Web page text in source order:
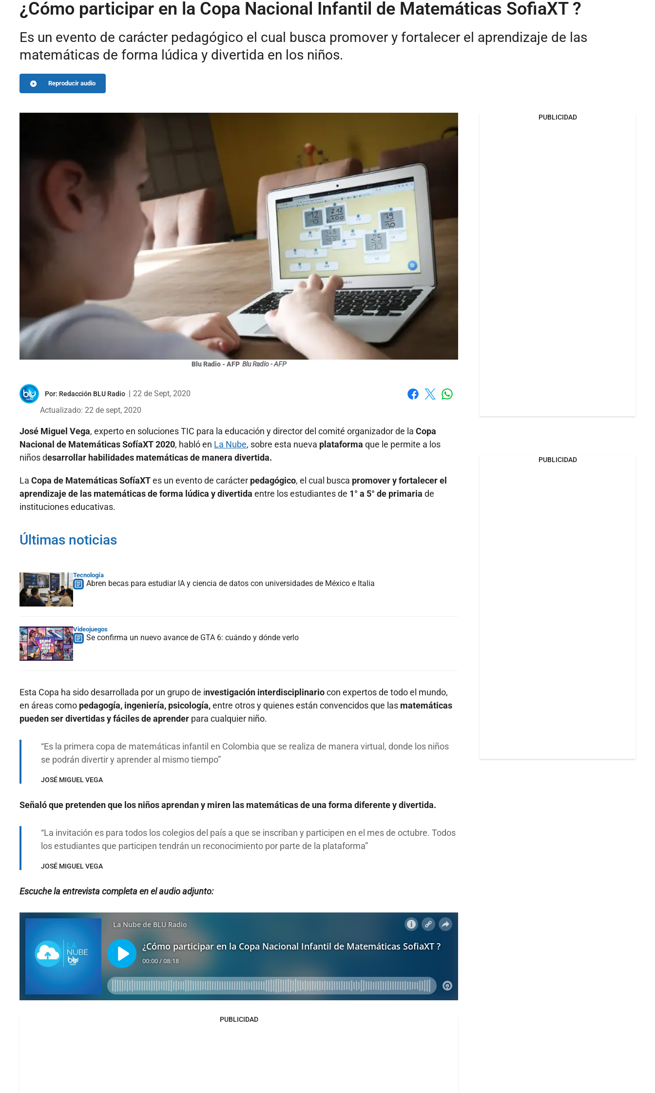
¿Cómo participar en la Copa Nacional Infantil de Matemáticas SofiaXT ?
Es un evento de carácter pedagógico el cual busca promover y fortalecer el aprendizaje de las
matemáticas de forma lúdica y divertida en los niños.
Reproducir audio
Blu Radio - AFP Blu Radio - AFP
Por: Redacción BLU Radio
22 de Sept, 2020
Actualizado: 22 de sept, 2020
José Miguel Vega, experto en soluciones TIC para la educación y director del comité organizador de la Copa
Nacional de Matemáticas SofíaXT 2020, habló en La Nube, sobre esta nueva plataforma que le permite a los
niños desarrollar habilidades matemáticas de manera divertida.
La Copa de Matemáticas SofíaXTes un evento de carácter pedagógico, el cual busca promover y fortalecer el
aprendizaje de las matemáticas de forma lúdica y divertida entre los estudiantes de 1° a 5° de primaria de
instituciones educativas.
Últimas noticias
Tecnología
Abren becas para estudiar IA y ciencia de datos con universidades de México e Italia
Videojuegos
Se confirma un nuevo avance de GTA 6: cuándo y dónde verlo
Esta Copa ha sido desarrollada por un grupo de investigación interdisciplinariocon expertos de todo el mundo,
en áreas como pedagogía, ingeniería, psicología,entre otros y quienes están convencidos que las matemáticas
pueden ser divertidas y fáciles de aprender para cualquier niño.
Es la primera copa de matemáticas infantil en Colombia que se realiza de manera virtual, donde los niños
se podrán divertir y aprender al mismo tiempo
JOSÉ MIGUEL VEGA
Señaló que pretenden que los niños aprendan y miren las matemáticas de una forma diferente y divertida.
La invitación es para todos los colegios del país a que se inscriban y participen en el mes de octubre. Todos
los estudiantes que participen tendrán un reconocimiento por parte de la plataforma
JOSÉ MIGUEL VEGA
Escuche la entrevista completa en el audio adjunto:
PUBLICIDAD
PUBLICIDAD
PUBLICIDAD